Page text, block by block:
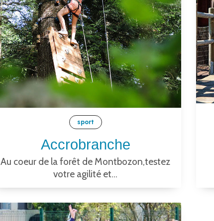
sport
Accrobranche
Au coeur de la forêt de Montbozon,testez
votre agilité et...